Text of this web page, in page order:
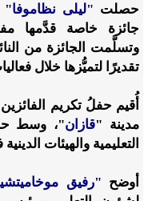
حصلت "ليلى نظاموفا"
جائزة خاصة قدَّمها
وتسلَّمت الجائزة من
تقديرًا لتميُّزها خلال
أُقيم حفلُ تكريم
مدينة "قازان"، وسط
التعليمية والهيئات
أوضح "رفيق